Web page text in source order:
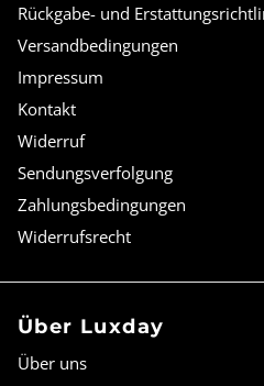
Rückgabe- und
Versandbedingungen
Impressum
Kontakt
Widerruf
Sendungsverfolgung
Zahlungsbedingungen
Widerrufsrecht
Über Luxday
Über uns